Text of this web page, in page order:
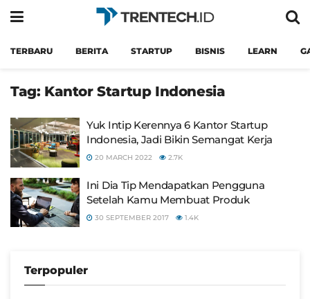
TERBARU BERITA STARTUP BISNIS LEARN
Tag: Kantor Startup Indonesia
Yuk Intip Kerennya 6 Kantor Startup
Indonesia, Jadi Bikin Semangat Kerja
20 MARCH 2022 2.7K
Ini Dia Tip Mendapatkan Pengguna
Setelah Kamu Membuat Produk
30 SEPTEMBER 2017 1.4K
Terpopuler